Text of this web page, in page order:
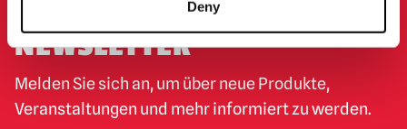
Deny
ANMELDUNG ZUM
NEWSLETTER
Melden Sie sich an, um über neue Produkte,
Veranstaltungen und mehr informiert zu werden.